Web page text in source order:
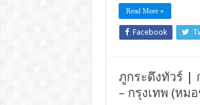
Read More »
Facebook
ภูกระดึงทัวร์ |
– กรุงเทพ (หม